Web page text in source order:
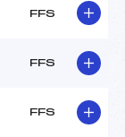
FFS
FFS
FFS